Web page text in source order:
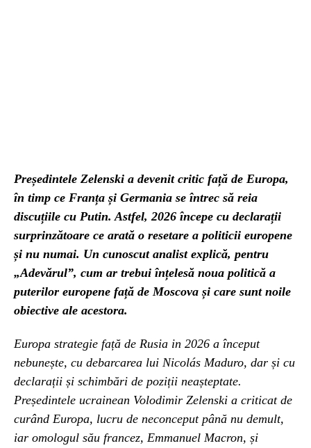
Președintele Zelenski a devenit critic față de Europa,
în timp ce Franța și Germania se întrec să reia
discuțiile cu Putin. Astfel, 2026 începe cu declarații
surprinzătoare ce arată o resetare a politicii europene
și nu numai. Un cunoscut analist explică, pentru
„Adevărul”, cum ar trebui înțelesă noua politică a
puterilor europene față de Moscova și care sunt noile
obiective ale acestora.
Europa strategie față de Rusia in 2026 a început
nebunește, cu debarcarea lui Nicolás Maduro, dar și cu
declarații și schimbări de poziții neașteptate.
Președintele ucrainean Volodimir Zelenski a criticat de
curând Europa, lucru de neconceput până nu demult,
iar omologul său francez, Emmanuel Macron, și